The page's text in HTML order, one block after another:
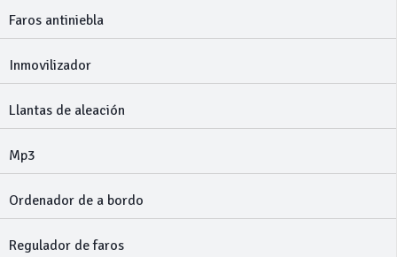
Faros antiniebla
Inmovilizador
Llantas de aleación
Mp3
Ordenador de a bordo
Regulador de faros